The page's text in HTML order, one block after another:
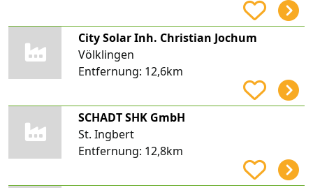
City Solar Inh. Christian Jochum
Völklingen
Entfernung: 12,6km
SCHADT SHK GmbH
St. Ingbert
Entfernung: 12,8km